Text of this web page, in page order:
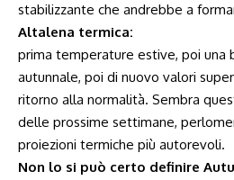
stabilizzante che andrebbe a
Altalena termica:
prima temperature estive, poi una
autunnale, poi di nuovo valori
ritorno alla normalità. Sembra
delle prossime settimane,
proiezioni termiche più autorevoli.
Non lo si può certo definire